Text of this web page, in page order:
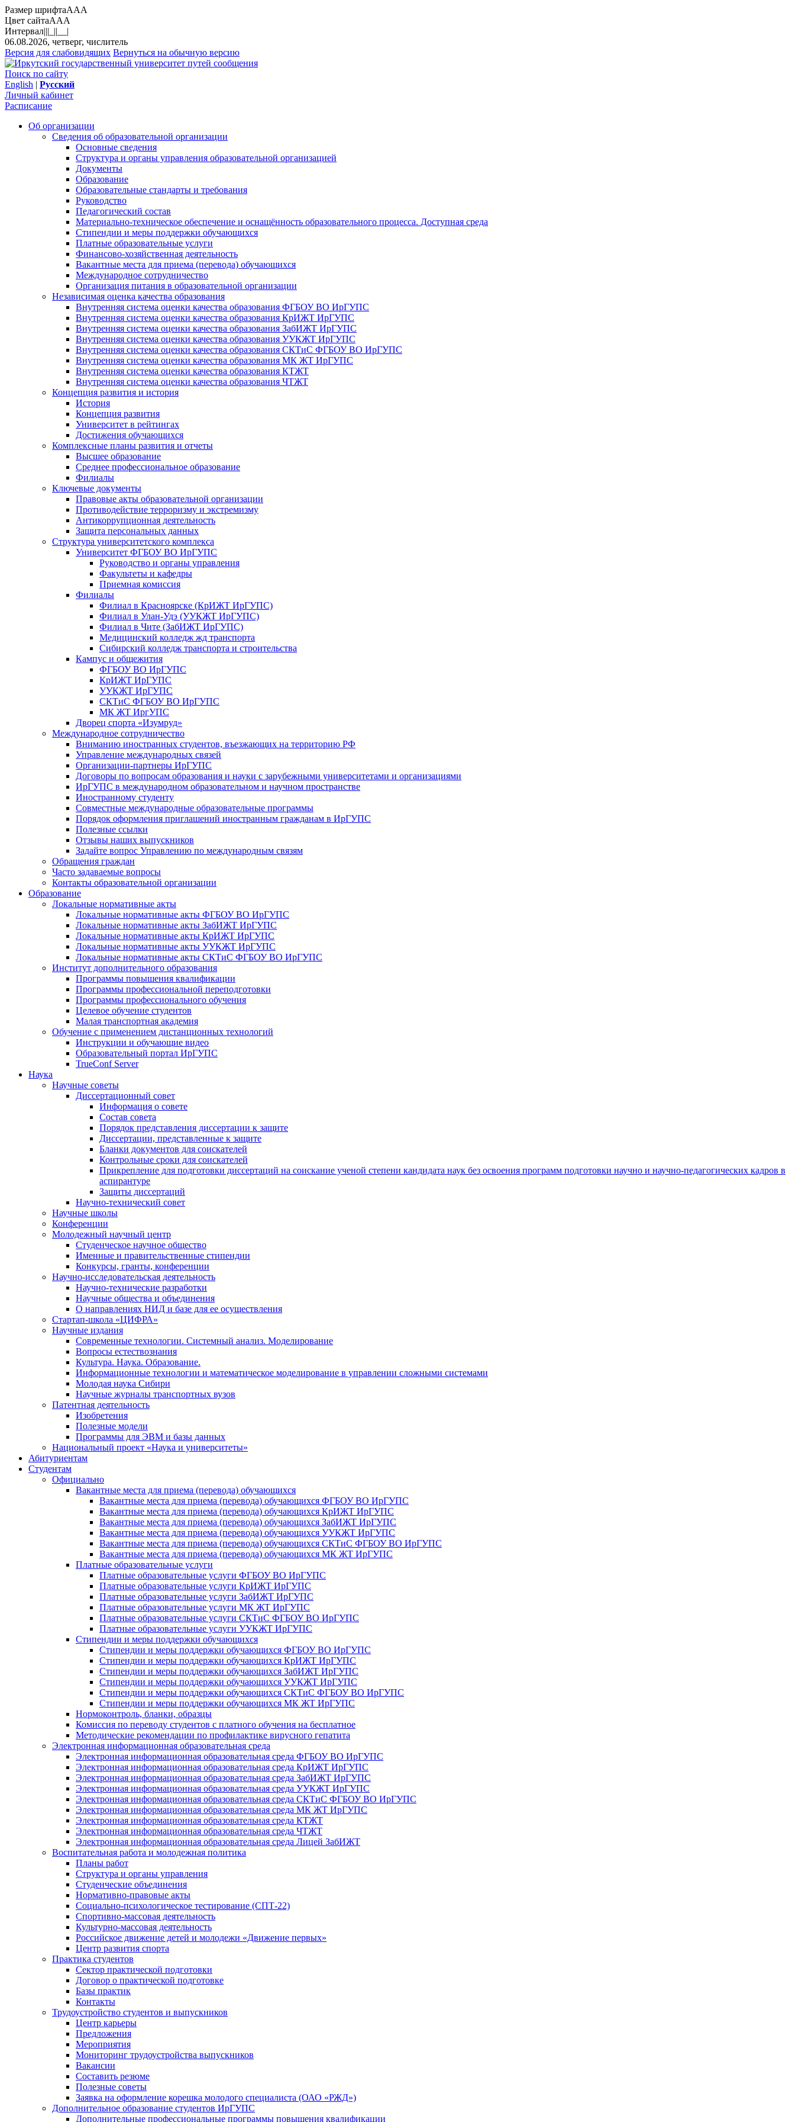
Размер шрифтаAAA
Цвет сайтаAAA
Интервал|||_||__|
06.08.2026, четверг, числитель
Версия для слабовидящих Вернуться на обычную версию
Поиск по сайту
English | Русский
Личный кабинет
Расписание
Об организации
Сведения об образовательной организации
Основные сведения
Структура и органы управления образовательной организацией
Документы
Образование
Образовательные стандарты и требования
Руководство
Педагогический состав
Материально-техническое обеспечение и оснащённость образовательного процесса. Доступная среда
Стипендии и меры поддержки обучающихся
Платные образовательные услуги
Финансово-хозяйственная деятельность
Вакантные места для приема (перевода) обучающихся
Международное сотрудничество
Организация питания в образовательной организации
Независимая оценка качества образования
Внутренняя система оценки качества образования ФГБОУ ВО ИрГУПС
Внутренняя система оценки качества образования КрИЖТ ИрГУПС
Внутренняя система оценки качества образования ЗабИЖТ ИрГУПС
Внутренняя система оценки качества образования УУКЖТ ИрГУПС
Внутренняя система оценки качества образования СКТиС ФГБОУ ВО ИрГУПС
Внутренняя система оценки качества образования МК ЖТ ИрГУПС
Внутренняя система оценки качества образования КТЖТ
Внутренняя система оценки качества образования ЧТЖТ
Концепция развития и история
История
Концепция развития
Университет в рейтингах
Достижения обучающихся
Комплексные планы развития и отчеты
Высшее образование
Среднее профессиональное образование
Филиалы
Ключевые документы
Правовые акты образовательной организации
Противодействие терроризму и экстремизму
Антикоррупционная деятельность
Защита персональных данных
Структура университетского комплекса
Университет ФГБОУ ВО ИрГУПС
Руководство и органы управления
Факультеты и кафедры
Приемная комиссия
Филиалы
Филиал в Красноярске (КрИЖТ ИрГУПС)
Филиал в Улан-Удэ (УУКЖТ ИрГУПС)
Филиал в Чите (ЗабИЖТ ИрГУПС)
Медицинский колледж жд транспорта
Сибирский колледж транспорта и строительства
Кампус и общежития
ФГБОУ ВО ИрГУПС
КрИЖТ ИрГУПС
УУКЖТ ИрГУПС
СКТиС ФГБОУ ВО ИрГУПС
МК ЖТ ИргУПС
Дворец спорта «Изумруд»
Международное сотрудничество
Вниманию иностранных студентов, въезжающих на территорию РФ
Управление международных связей
Организации-партнеры ИрГУПС
Договоры по вопросам образования и науки с зарубежными университетами и организациями
ИрГУПС в международном образовательном и научном пространстве
Иностранному студенту
Совместные международные образовательные программы
Порядок оформления приглашений иностранным гражданам в ИрГУПС
Полезные ссылки
Отзывы наших выпускников
Задайте вопрос Управлению по международным связям
Обращения граждан
Часто задаваемые вопросы
Контакты образовательной организации
Образование
Локальные нормативные акты
Локальные нормативные акты ФГБОУ ВО ИрГУПС
Локальные нормативные акты ЗабИЖТ ИрГУПС
Локальные нормативные акты КрИЖТ ИрГУПС
Локальные нормативные акты УУКЖТ ИрГУПС
Локальные нормативные акты СКТиС ФГБОУ ВО ИрГУПС
Институт дополнительного образования
Программы повышения квалификации
Программы профессиональной переподготовки
Программы профессионального обучения
Целевое обучение студентов
Малая транспортная академия
Обучение с применением дистанционных технологий
Инструкции и обучающие видео
Образовательный портал ИрГУПС
TrueConf Server
Наука
Научные советы
Диссертационный совет
Информация о совете
Состав совета
Порядок представления диссертации к защите
Диссертации, представленные к защите
Бланки документов для соискателей
Контрольные сроки для соискателей
Прикрепление для подготовки диссертаций на соискание ученой степени кандидата наук без освоения программ подготовки научно и научно-педагогических кадров в
аспирантуре
Защиты диссертаций
Научно-технический совет
Научные школы
Конференции
Молодежный научный центр
Студенческое научное общество
Именные и правительственные стипендии
Конкурсы, гранты, конференции
Научно-исследовательская деятельность
Научно-технические разработки
Научные общества и объединения
О направлениях НИД и базе для ее осуществления
Стартап-школа «ЦИФРА»
Научные издания
Современные технологии. Системный анализ. Моделирование
Вопросы естествознания
Культура. Наука. Образование.
Информационные технологии и математическое моделирование в управлении сложными системами
Молодая наука Сибири
Научные журналы транспортных вузов
Патентная деятельность
Изобретения
Полезные модели
Программы для ЭВМ и базы данных
Национальный проект «Наука и университеты»
Абитуриентам
Студентам
Официально
Вакантные места для приема (перевода) обучающихся
Вакантные места для приема (перевода) обучающихся ФГБОУ ВО ИрГУПС
Вакантные места для приема (перевода) обучающихся КрИЖТ ИрГУПС
Вакантные места для приема (перевода) обучающихся ЗабИЖТ ИрГУПС
Вакантные места для приема (перевода) обучающихся УУКЖТ ИрГУПС
Вакантные места для приема (перевода) обучающихся СКТиС ФГБОУ ВО ИрГУПС
Вакантные места для приема (перевода) обучающихся МК ЖТ ИрГУПС
Платные образовательные услуги
Платные образовательные услуги ФГБОУ ВО ИрГУПС
Платные образовательные услуги КрИЖТ ИрГУПС
Платные образовательные услуги ЗабИЖТ ИрГУПС
Платные образовательные услуги МК ЖТ ИрГУПС
Платные образовательные услуги СКТиС ФГБОУ ВО ИрГУПС
Платные образовательные услуги УУКЖТ ИрГУПС
Стипендии и меры поддержки обучающихся
Стипендии и меры поддержки обучающихся ФГБОУ ВО ИрГУПС
Стипендии и меры поддержки обучающихся КрИЖТ ИрГУПС
Стипендии и меры поддержки обучающихся ЗабИЖТ ИрГУПС
Стипендии и меры поддержки обучающихся УУКЖТ ИрГУПС
Стипендии и меры поддержки обучающихся СКТиС ФГБОУ ВО ИрГУПС
Стипендии и меры поддержки обучающихся МК ЖТ ИрГУПС
Нормоконтроль, бланки, образцы
Комиссия по переводу студентов с платного обучения на бесплатное
Методические рекомендации по профилактике вирусного гепатита
Электронная информационная образовательная среда
Электронная информационная образовательная среда ФГБОУ ВО ИрГУПС
Электронная информационная образовательная среда КрИЖТ ИрГУПС
Электронная информационная образовательная среда ЗабИЖТ ИрГУПС
Электронная информационная образовательная среда УУКЖТ ИрГУПС
Электронная информационная образовательная среда СКТиС ФГБОУ ВО ИрГУПС
Электронная информационная образовательная среда МК ЖТ ИрГУПС
Электронная информационная образовательная среда КТЖТ
Электронная информационная образовательная среда ЧТЖТ
Электронная информационная образовательная среда Лицей ЗабИЖТ
Воспитательная работа и молодежная политика
Планы работ
Структура и органы управления
Студенческие объединения
Нормативно-правовые акты
Социально-психологическое тестирование (СПТ-22)
Спортивно-массовая деятельность
Культурно-массовая деятельность
Российское движение детей и молодежи «Движение первых»
Центр развития спорта
Практика студентов
Сектор практической подготовки
Договор о практической подготовке
Базы практик
Контакты
Трудоустройство студентов и выпускников
Центр карьеры
Предложения
Мероприятия
Мониторинг трудоустройства выпускников
Вакансии
Составить резюме
Полезные советы
Заявка на оформление корешка молодого специалиста (ОАО «РЖД»)
Дополнительное образование студентов ИрГУПС
Дополнительные профессиональные программы повышения квалификации